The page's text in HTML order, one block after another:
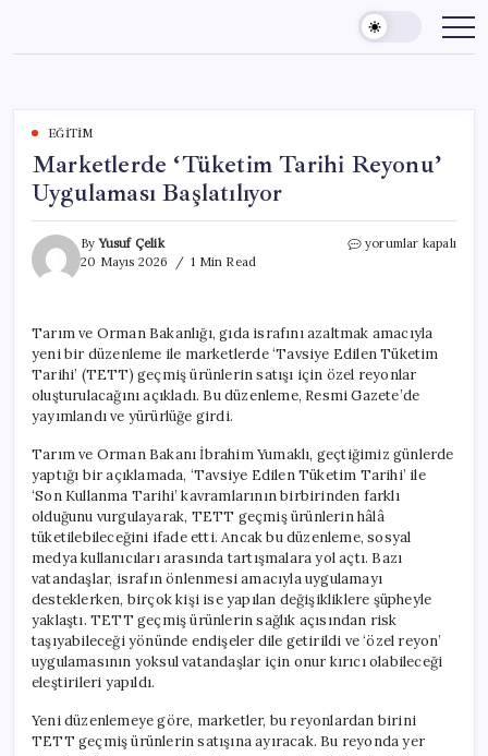
content
EĞITIM
Marketlerde ‘Tüketim Tarihi Reyonu’
Uygulaması Başlatılıyor
ByYusuf Çelik
20 Mayıs 2026
1 Min Read
Marketlerde
Başlatılıyor
için
yorumlar kapalı
Tarım ve Orman Bakanlığı, gıda israfını azaltmak amacıyla
yeni bir düzenleme ile marketlerde ‘Tavsiye Edilen Tüketim
Tarihi’ (TETT) geçmiş ürünlerin satışı için özel reyonlar
oluşturulacağını açıkladı. Bu düzenleme, Resmi Gazete’de
yayımlandı ve yürürlüğe girdi.
Tarım ve Orman Bakanı İbrahim Yumaklı, geçtiğimiz günlerde
yaptığı bir açıklamada, ‘Tavsiye Edilen Tüketim Tarihi’ ile
‘Son Kullanma Tarihi’ kavramlarının birbirinden farklı
olduğunu vurgulayarak, TETT geçmiş ürünlerin hâlâ
tüketilebileceğini ifade etti. Ancak bu düzenleme, sosyal
medya kullanıcıları arasında tartışmalara yol açtı. Bazı
vatandaşlar, israfın önlenmesi amacıyla uygulamayı
desteklerken, birçok kişi ise yapılan değişikliklere şüpheyle
yaklaştı. TETT geçmiş ürünlerin sağlık açısından risk
taşıyabileceği yönünde endişeler dile getirildi ve ‘özel reyon’
uygulamasının yoksul vatandaşlar için onur kırıcı olabileceği
eleştirileri yapıldı.
Yeni düzenlemeye göre, marketler, bu reyonlardan birini
TETT geçmiş ürünlerin satışına ayıracak. Bu reyonda yer